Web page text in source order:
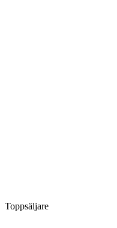
Toppsäljare